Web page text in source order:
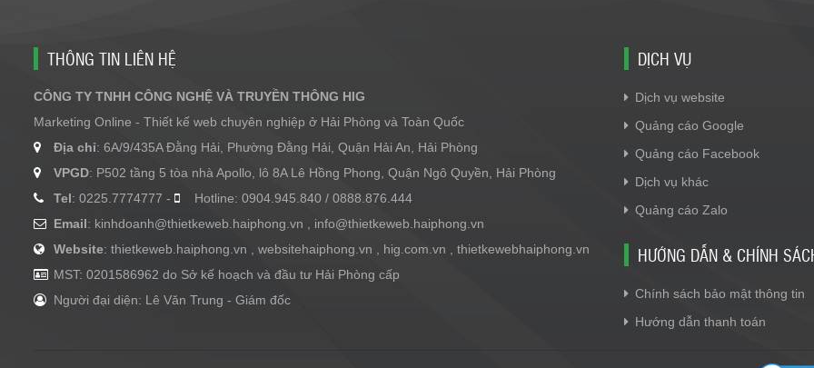
DỊCH VỤ
Dịch vụ website
Quảng cáo Google
Quảng cáo Facebook
Dịch vụ khác
Quảng cáo Zalo
HƯỚNG DẪN & CHÍNH
Chính sách bảo mật thông tin
Hướng dẫn thanh toán
THÔNG TIN LIÊN HỆ
CÔNG TY TNHH CÔNG NGHỆ VÀ TRUYỀN THÔNG HIG
Marketing Online - Thiết kế web chuyên nghiệp ở Hải Phòng và Toàn Quốc
Địa chỉ: 6A/9/435A Đằng Hải, Phường Đằng Hải, Quận Hải An, Hải Phòng
VPGD: P502 tầng 5 tòa nhà Apollo, lô 8A Lê Hồng Phong, Quận Ngô Quyền, Hải Phòng
Tel: 0225.7774777 -
Hotline: 0904.945.840 / 0888.876.444
Email: kinhdoanh@thietkeweb.haiphong.vn
info@thietkeweb.haiphong.vn
Website: thietkeweb.haiphong.vn , websitehaiphong.vn , hig.com.vn , thietkewebhaiphong.vn
MST: 0201586962 do Sở kế hoạch và đầu tư Hải Phòng cấp
Người đại diện: Lê Văn Trung - Giám đốc